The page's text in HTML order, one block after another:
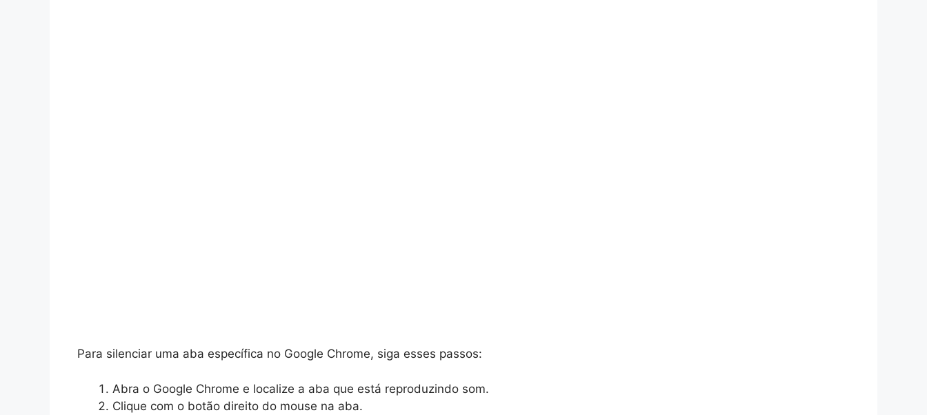
Para silenciar uma aba específica no Google Chrome, siga esses passos:
Abra o Google Chrome e localize a aba que está reproduzindo som.
Clique com o botão direito do mouse na aba.